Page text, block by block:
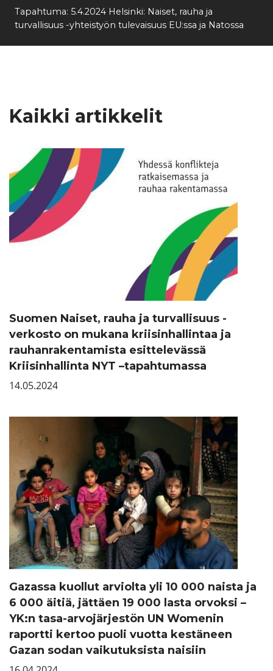
Tapahtuma: 5.4.2024 Helsinki: Naiset, rauha ja
turvallisuus -yhteistyön tulevaisuus EU:ssa ja Natossa
Kaikki artikkelit
Suomen Naiset, rauha ja turvallisuus -
verkosto on mukana kriisinhallintaa ja
rauhanrakentamista esittelevässä
Kriisinhallinta NYT –tapahtumassa
14.05.2024
Gazassa kuollut arviolta yli 10 000 naista ja
6 000 äitiä, jättäen 19 000 lasta orvoksi –
YK:n tasa-arvojärjestön UN Womenin
raportti kertoo puoli vuotta kestäneen
Gazan sodan vaikutuksista naisiin